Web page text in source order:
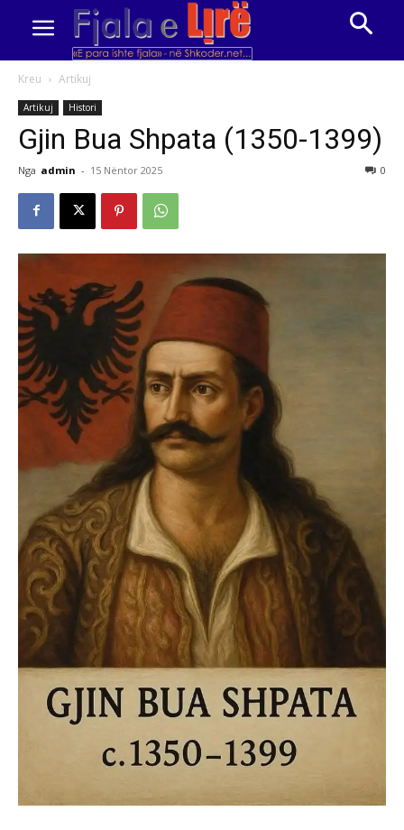
Kreu Artikuj
Artikuj Histori
Gjin Bua Shpata (1350-1399)
Nga admin - 15 Nëntor 2025 0